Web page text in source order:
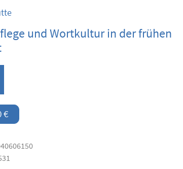
und Wortkultur in der frühen
€